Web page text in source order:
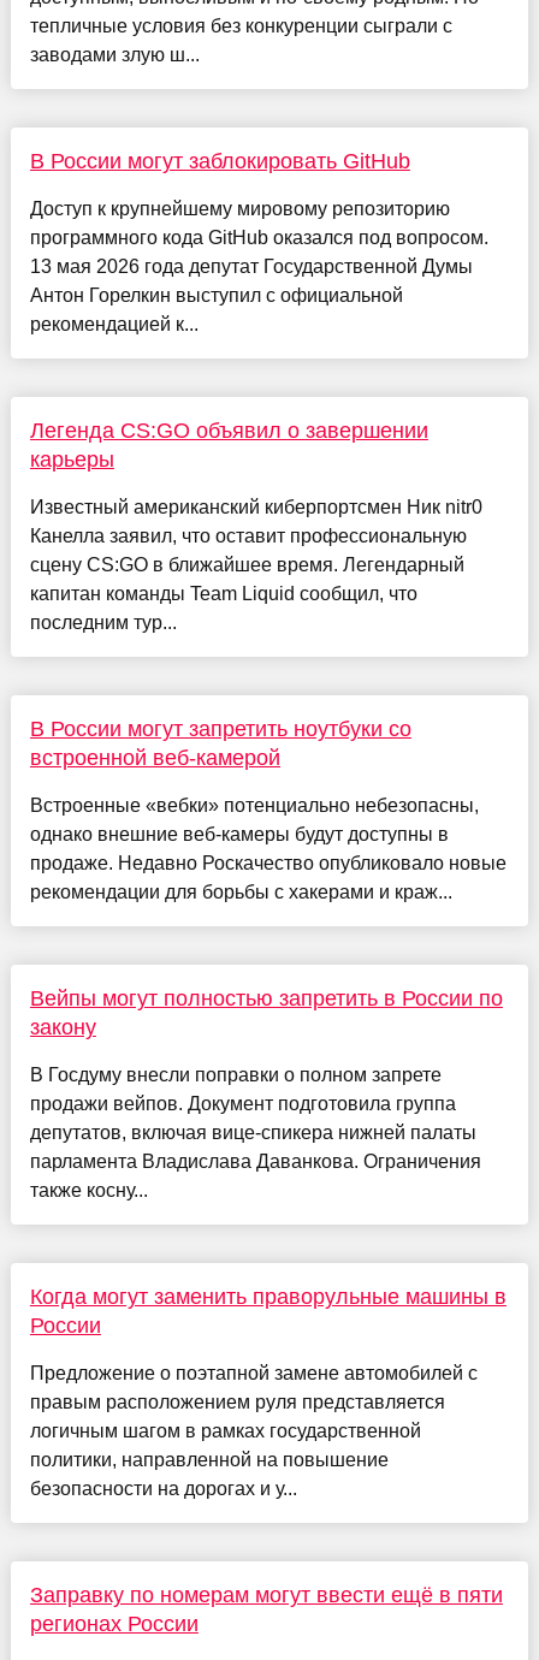
тепличные условия без конкуренции сыграли с
заводами злую ш...
В России могут заблокировать GitHub
Доступ к крупнейшему мировому репозиторию
программного кода GitHub оказался под вопросом.
13 мая 2026 года депутат Государственной Думы
Антон Горелкин выступил с официальной
рекомендацией к...
Легенда CS:GO объявил о завершении
карьеры
Известный американский киберпортсмен Ник nitr0
Канелла заявил, что оставит профессиональную
сцену CS:GO в ближайшее время. Легендарный
капитан команды Team Liquid сообщил, что
последним тур...
В России могут запретить ноутбуки со
встроенной веб-камерой
Встроенные «вебки» потенциально небезопасны,
однако внешние веб-камеры будут доступны в
продаже. Недавно Роскачество опубликовало новые
рекомендации для борьбы с хакерами и краж...
Вейпы могут полностью запретить в России по
закону
В Госдуму внесли поправки о полном запрете
продажи вейпов. Документ подготовила группа
депутатов, включая вице-спикера нижней палаты
парламента Владислава Даванкова. Ограничения
также косну...
Когда могут заменить праворульные машины в
России
Предложение о поэтапной замене автомобилей с
правым расположением руля представляется
логичным шагом в рамках государственной
политики, направленной на повышение
безопасности на дорогах и у...
Заправку по номерам могут ввести ещё в пяти
регионах России